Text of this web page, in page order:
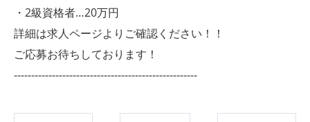
・2級資格者…20万円
詳細は求人ページよりご確認ください！！
ご応募お待ちしております！
-----------------------------------------------------